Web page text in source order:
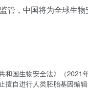
管，中国将为全球生
和国生物安全法》（2021
擅自进行人类胚胎基因编